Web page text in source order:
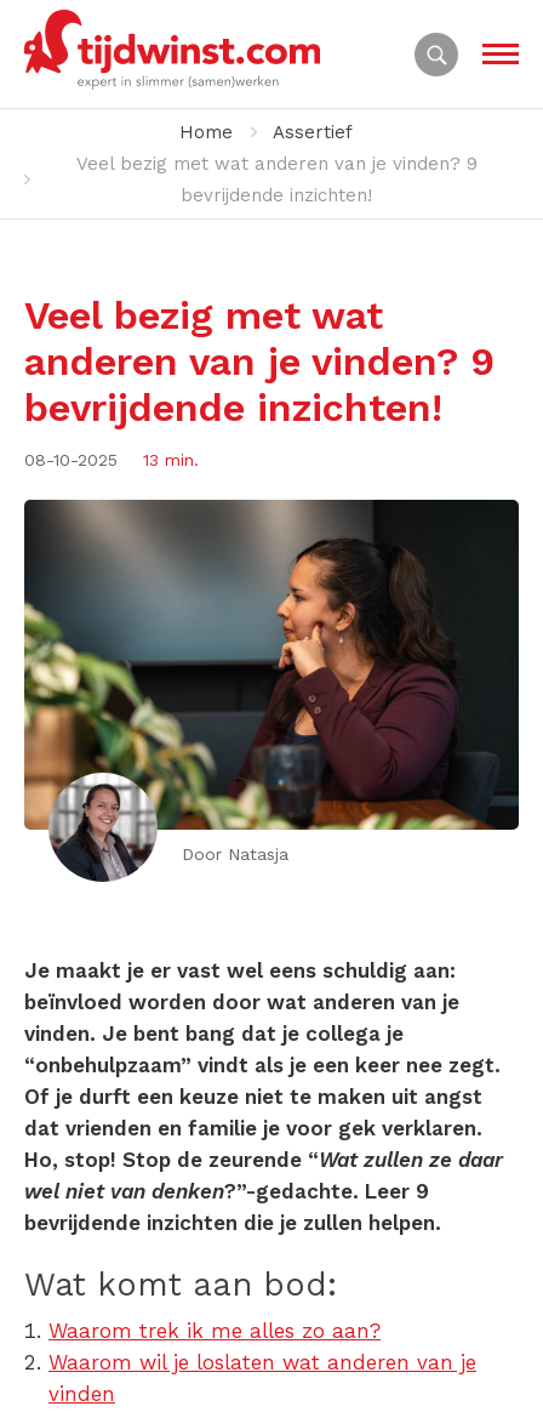
Home
Assertief
Veel bezig met wat anderen van je vinden? 9
bevrijdende inzichten!
Veel bezig met wat
anderen van je vinden? 9
bevrijdende inzichten!
08-10-2025 13 min.
Door Natasja
Je maakt je er vast wel eens schuldig aan:
beïnvloed worden door wat anderen van je
vinden. Je bent bang dat je collega je
“onbehulpzaam” vindt als je een keer nee zegt.
Of je durft een keuze niet te maken uit angst
dat vrienden en familie je voor gek verklaren.
Ho, stop! Stop de zeurende “Wat zullen ze daar
wel niet van denken?”-gedachte. Leer 9
bevrijdende inzichten die je zullen helpen.
Wat komt aan bod:
Waarom trek ik me alles zo aan?
Waarom wil je loslaten wat anderen van je
vinden